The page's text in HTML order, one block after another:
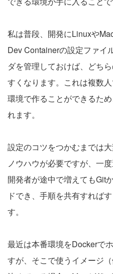
私は普段、開発にLinuxや
Dev Containerの設定ファイ
ダを管理しておけば、どち
すくなります。これは複数
環境で作ることができるた
れます。
設定のコツをつかむまでは
ノウハウが必要ですが、一
開発者が途中で増えてもGit
ドでき、手順を共有すれば
す。
最近は本番環境をDockerで
すが、そこで使うイメージ